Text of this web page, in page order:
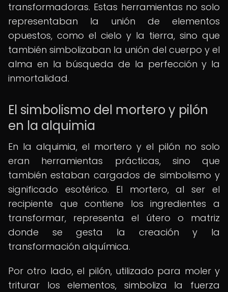
transformadoras. Estas herramientas no solo
representaban la unión de elementos
opuestos, como el cielo y la tierra, sino que
también simbolizaban la unión del cuerpo y el
alma en la búsqueda de la perfección y la
inmortalidad.
El simbolismo del mortero y pilón
en la alquimia
En la alquimia, el mortero y el pilón no solo
eran herramientas prácticas, sino que
también estaban cargados de simbolismo y
significado esotérico. El mortero, al ser el
recipiente que contiene los ingredientes a
transformar, representa el útero o matriz
donde se gesta la creación y la
transformación alquímica.
Por otro lado, el pilón, utilizado para moler y
triturar los elementos, simboliza la fuerza